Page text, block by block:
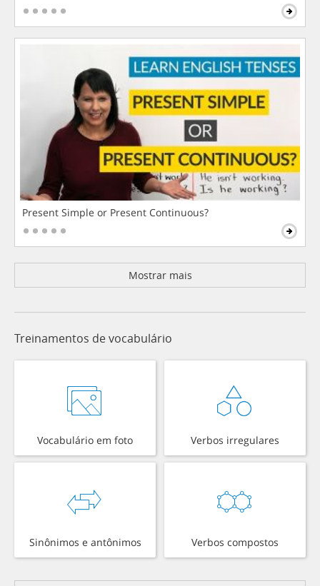
Present Simple or Present Continuous?
Mostrar mais
Treinamentos de vocabulário
Vocabulário em foto Verbos irregulares
Sinônimos e antônimos Verbos compostos